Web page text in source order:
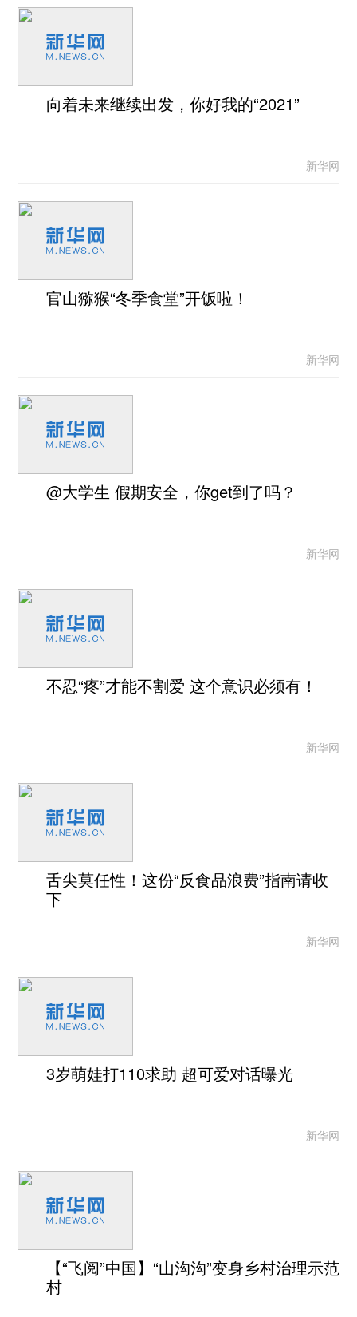
向着未来继续出发，你好我的“2021”
新华网
官山猕猴“冬季食堂”开饭啦！
新华网
@大学生 假期安全，你get到了吗？
新华网
不忍“疼”才能不割爱 这个意识必须有！
新华网
舌尖莫任性！这份“反食品浪费”指南请收
下
新华网
3岁萌娃打110求助 超可爱对话曝光
新华网
【“飞阅”中国】“山沟沟”变身乡村治理示范
村